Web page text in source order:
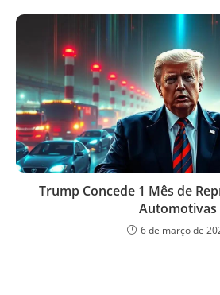
Trump Concede 1 Mês de
Automotivas
6 de março de